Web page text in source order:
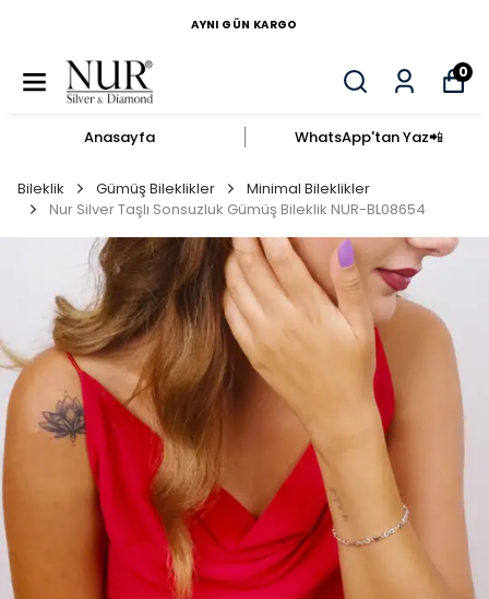
AYNI GÜN KARGO
0
Anasayfa WhatsApp'tan Yaz​📲​
Bileklik Gümüş Bileklikler
Minimal Bileklikler
Nur Silver Taşlı Sonsuzluk Gümüş Bileklik NUR-BL08654